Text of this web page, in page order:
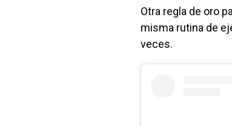
Otra regla de oro
misma rutina de
veces.